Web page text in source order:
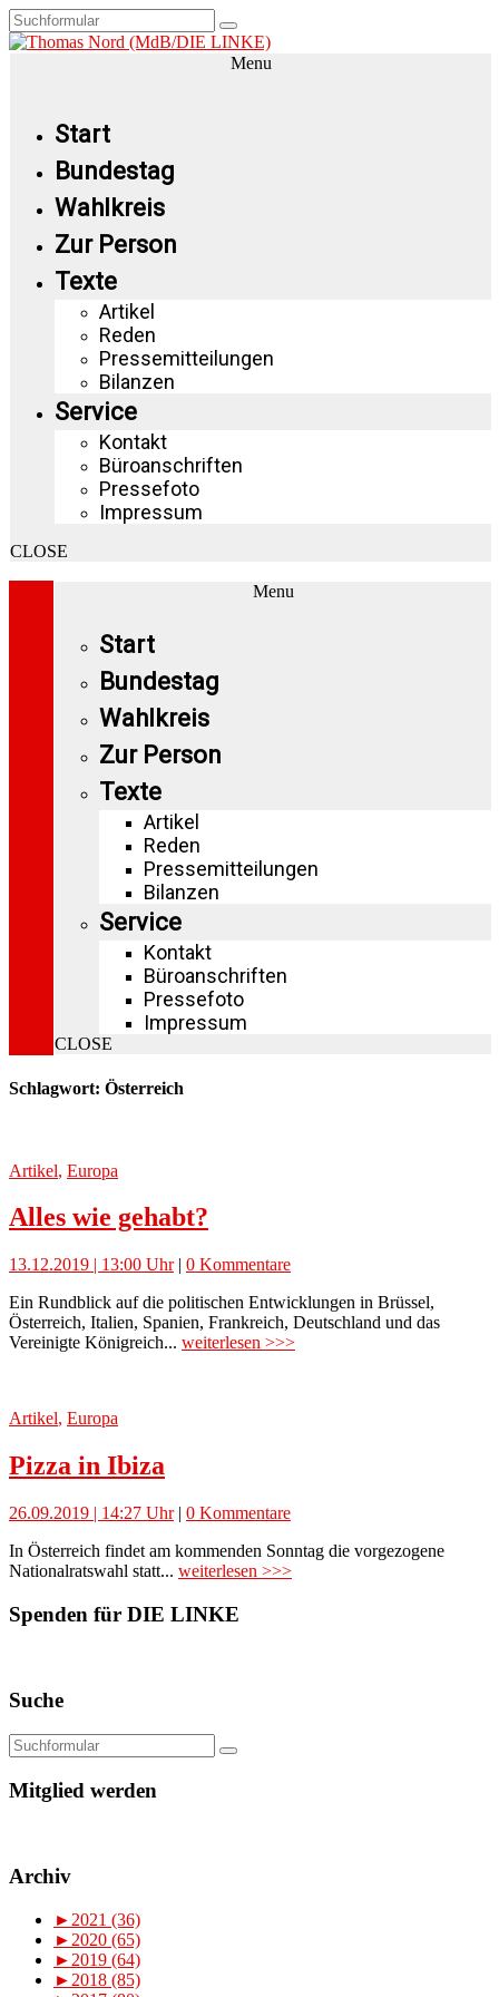
Menu
Start
Bundestag
Wahlkreis
Zur Person
Texte
Artikel
Reden
Pressemitteilungen
Bilanzen
Service
Kontakt
Büroanschriften
Pressefoto
Impressum
CLOSE
Menu
Start
Bundestag
Wahlkreis
Zur Person
Texte
Artikel
Reden
Pressemitteilungen
Bilanzen
Service
Kontakt
Büroanschriften
Pressefoto
Impressum
CLOSE
Schlagwort: Österreich
Artikel, Europa
Alles wie gehabt?
13.12.2019 | 13:00 Uhr| 0 Kommentare
Ein Rundblick auf die politischen Entwicklungen in Brüssel,
Österreich, Italien, Spanien, Frankreich, Deutschland und das
Vereinigte Königreich... weiterlesen >>>
Artikel, Europa
Pizza in Ibiza
26.09.2019 | 14:27 Uhr| 0 Kommentare
In Österreich findet am kommenden Sonntag die vorgezogene
Nationalratswahl statt... weiterlesen >>>
Spenden für DIE LINKE
Suche
Mitglied werden
Archiv
► 2021 (36)
► 2020 (65)
► 2019 (64)
► 2018 (85)